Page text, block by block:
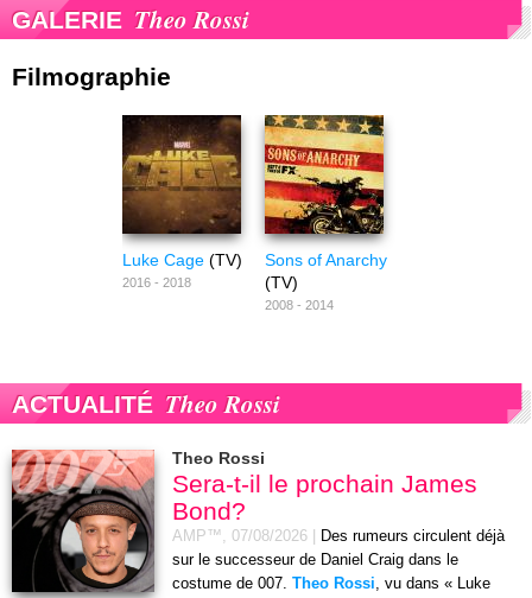
GALERIE Theo Rossi
Filmographie
Luke Cage (TV)
2016 - 2018
Sons of Anarchy
(TV)
2008 - 2014
ACTUALITÉ Theo Rossi
Theo Rossi
Sera-t-il le prochain James
Bond?
AMP™, 07/08/2026
Des rumeurs circulent déjà
sur le successeur de Daniel Craig dans le
costume de 007. Theo Rossi, vu dans « Luke